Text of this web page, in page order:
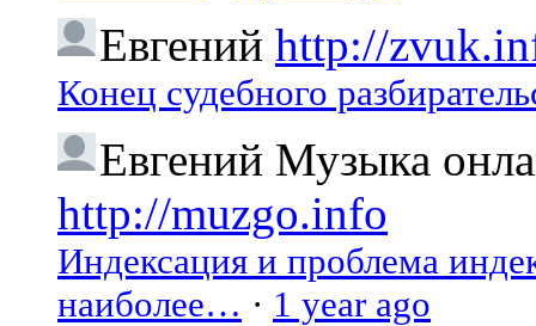
Евгений http://
Конец судебного
Евгений Музыка
http://muzgo.info
Индексация и проблема
наиболее… · 1 year ago